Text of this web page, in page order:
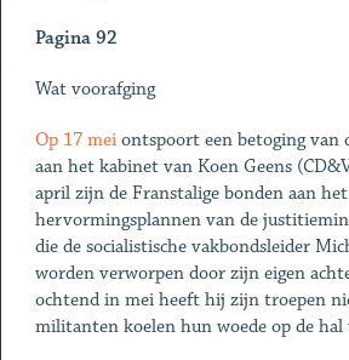
Pagina 92
Wat voorafging
Op 17 meiontspoort een betoging van
aan het kabinet van Koen Geens
april zijn de Franstalige bonden aan
hervormingsplannen van de
die de socialistische vakbondsleider
worden verworpen door zijn eigen
ochtend in mei heeft hij zijn troepen
militanten koelen hun woede op de hal